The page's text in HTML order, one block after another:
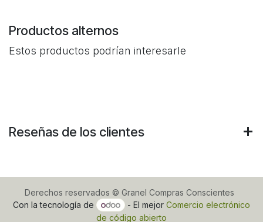
Productos alternos
Estos productos podrían interesarle
Reseñas de los clientes
Derechos reservados © Granel Compras Conscientes
Con la tecnología de
- El mejor Comercio electrónico
de código abierto